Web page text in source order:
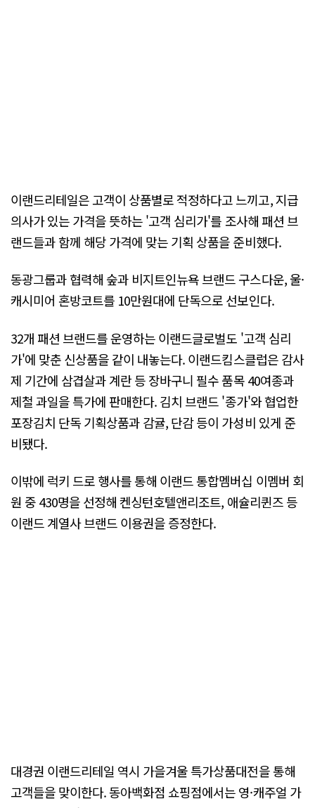
이랜드리테일은 고객이 상품별로 적정하다고 느끼고, 지급
의사가 있는 가격을 뜻하는 '고객 심리가'를 조사해 패션 브
랜드들과 함께 해당 가격에 맞는 기획 상품을 준비했다.
동광그룹과 협력해 숲과 비지트인뉴욕 브랜드 구스다운, 울·
캐시미어 혼방코트를 10만원대에 단독으로 선보인다.
32개 패션 브랜드를 운영하는 이랜드글로벌도 '고객 심리
가'에 맞춘 신상품을 같이 내놓는다. 이랜드킴스클럽은 감사
제 기간에 삼겹살과 계란 등 장바구니 필수 품목 40여종과
제철 과일을 특가에 판매한다. 김치 브랜드 '종가'와 협업한
포장김치 단독 기획상품과 감귤, 단감 등이 가성비 있게 준
비됐다.
이밖에 럭키 드로 행사를 통해 이랜드 통합멤버십 이멤버 회
원 중 430명을 선정해 켄싱턴호텔앤리조트, 애슐리퀸즈 등
이랜드 계열사 브랜드 이용권을 증정한다.
대경권 이랜드리테일 역시 가을겨울 특가상품대전을 통해
고객들을 맞이한다. 동아백화점 쇼핑점에서는 영·캐주얼 가